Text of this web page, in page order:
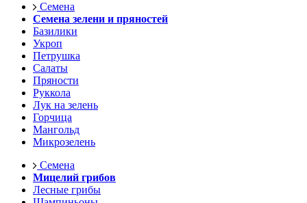
Семена
Семена зелени и пряностей
Базилики
Укроп
Петрушка
Салаты
Пряности
Руккола
Лук на зелень
Горчица
Мангольд
Микрозелень
Семена
Мицелий грибов
Лесные грибы